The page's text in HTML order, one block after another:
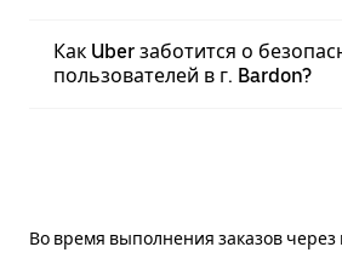
Как Uber заботится о
пользователей в г. Bardon?
Во время выполнения заказов